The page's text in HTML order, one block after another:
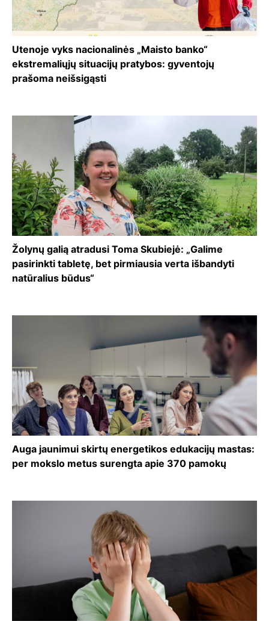
Utenoje vyks nacionalinės „Maisto banko“
ekstremaliųjų situacijų pratybos: gyventojų
prašoma neišsigąsti
Žolynų galią atradusi Toma Skubiejė: „Galime
pasirinkti tabletę, bet pirmiausia verta išbandyti
natūralius būdus“
Auga jaunimui skirtų energetikos edukacijų mastas:
per mokslo metus surengta apie 370 pamokų